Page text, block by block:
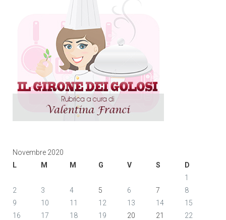
Novembre 2020
L
M M G V S
D
1
2
3 4 5 6 7
8
9
10 11 12 13 14
15
16
17 18 19 20 21
22